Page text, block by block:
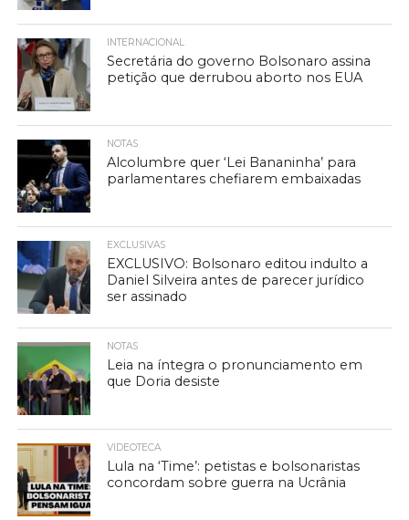
INTERNACIONAL
Secretária do governo Bolsonaro assina
petição que derrubou aborto nos EUA
NOTAS
Alcolumbre quer ‘Lei Bananinha’ para
parlamentares chefiarem embaixadas
EXCLUSIVAS
EXCLUSIVO: Bolsonaro editou indulto a
Daniel Silveira antes de parecer jurídico
ser assinado
NOTAS
Leia na íntegra o pronunciamento em
que Doria desiste
VIDEOTECA
Lula na ‘Time’: petistas e bolsonaristas
concordam sobre guerra na Ucrânia